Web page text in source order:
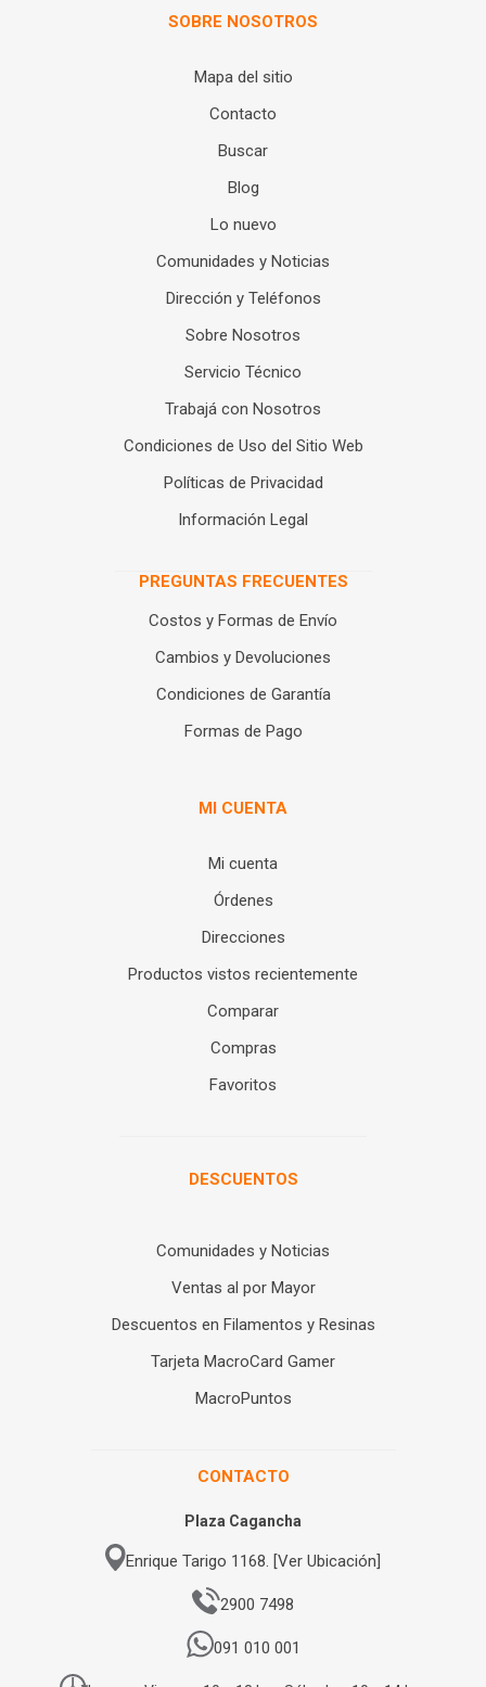
SOBRE NOSOTROS
Mapa del sitio
Contacto
Buscar
Blog
Lo nuevo
Comunidades y Noticias
Dirección y Teléfonos
Sobre Nosotros
Servicio Técnico
Trabajá con Nosotros
Condiciones de Uso del Sitio Web
Políticas de Privacidad
Información Legal
PREGUNTAS FRECUENTES
Costos y Formas de Envío
Cambios y Devoluciones
Condiciones de Garantía
Formas de Pago
MI CUENTA
Mi cuenta
Órdenes
Direcciones
Productos vistos recientemente
Comparar
Compras
Favoritos
DESCUENTOS
Comunidades y Noticias
Ventas al por Mayor
Descuentos en Filamentos y Resinas
Tarjeta MacroCard Gamer
MacroPuntos
CONTACTO
Plaza Cagancha
Enrique Tarigo 1168. [Ver Ubicación]
2900 7498
091 010 001